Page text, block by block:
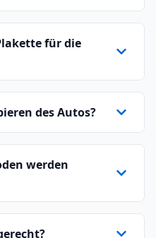
für die
des Autos?
werden